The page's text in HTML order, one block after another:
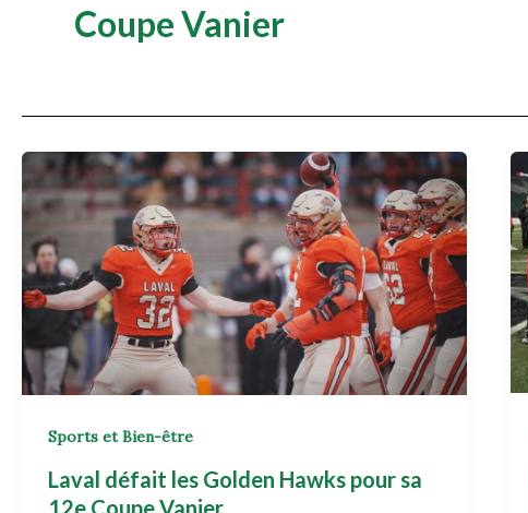
Coupe Vanier
Sports et Bien-être
Laval défait les Golden Hawks pour sa
12e Coupe Vanier